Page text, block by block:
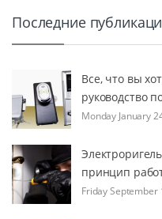
Последние
Все, что вы
руководство
Monday January
принцип
Friday September